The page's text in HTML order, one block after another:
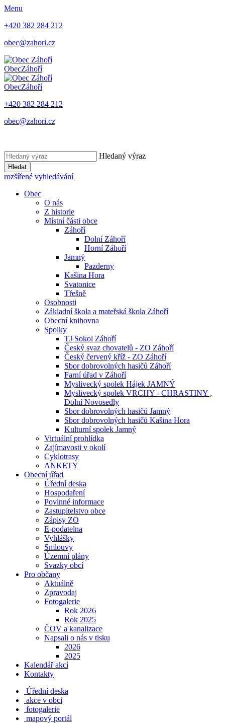
Menu
+420 382 284 212
obec@zahori.cz
ObecZáhoří
ObecZáhoří
+420 382 284 212
obec@zahori.cz
Hledaný výraz
Hledat
rozšířené vyhledávání
Obec
O nás
Z historie
Místní části obce
Záhoří
Dolní Záhoří
Horní Záhoří
Jamný
Pazderny
Kašina Hora
Svatonice
Třešně
Osobnosti
Základní škola a mateřská škola Záhoří
Obecní knihovna
Spolky
TJ Sokol Záhoří
Český svaz chovatelů - ZO Záhoří
Český červený kříž - ZO Záhoří
Sbor dobrovolných hasičů Záhoří
Farní úřad v Záhoří
Myslivecký spolek Hájek JAMNÝ
Myslivecký spolek VRCHY - CHRASTINY ,
Dolní Novosedly
Sbor dobrovolných hasičů Jamný
Sbor dobrovolných hasičů Kašina Hora
Kulturní spolek Jamný
Virtuální prohlídka
Zajímavosti v okolí
Cyklotrasy
ANKETY
Obecní úřad
Úřední deska
Hospodaření
Povinné informace
Zastupitelstvo obce
Zápisy ZO
E-podatelna
Vyhlášky
Smlouvy
Územní plány
Svazky obcí
Pro občany
Aktuálně
Zpravodaj
Fotogalerie
Rok 2026
Rok 2025
ČOV a kanalizace
Napsali o nás v tisku
2026
2025
Kalendář akcí
Kontakty
Úřední deska
akce v obci
fotogalerie
mapový portál